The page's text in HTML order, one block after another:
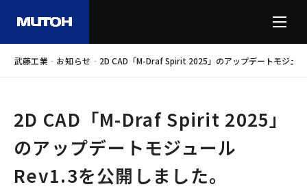
武藤工業 - お知らせ - 2D CAD「M-Draf Spirit 2025」のアップデートモジュ
2D CAD「M-Draf Spirit 2025」
のアップデートモジュール
Rev1.3を公開しました。